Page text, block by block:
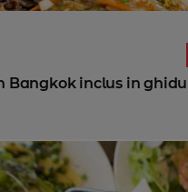
Bangkok inclus in